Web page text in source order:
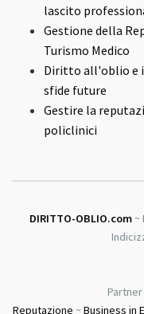
lascito
Gestione della
Turismo Medico
Diritto all'oblio e
sfide future
Gestire la
policlinici
DIRITTO-OBLIO.com ~
Reputazione ~Business in